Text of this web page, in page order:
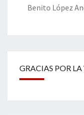
Benito López
GRACIAS POR